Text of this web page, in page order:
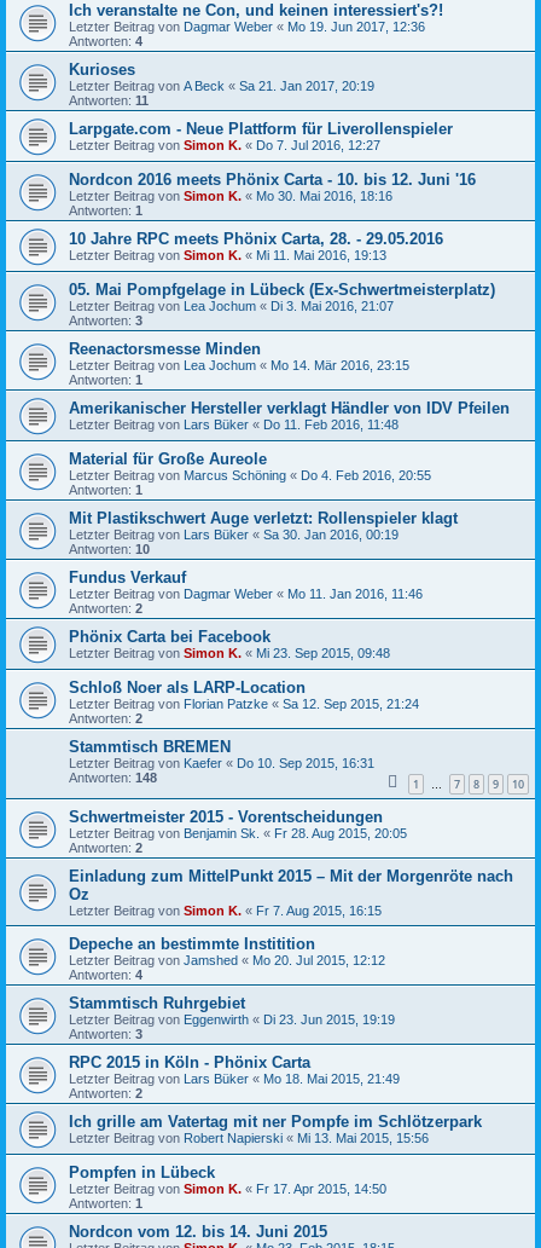
Ich veranstalte ne Con, und keinen interessiert's?!
Letzter Beitrag von Dagmar Weber « Mo 19. Jun 2017, 12:36
Antworten: 4
Kurioses
Letzter Beitrag von A Beck « Sa 21. Jan 2017, 20:19
Antworten: 11
Larpgate.com - Neue Plattform für Liverollenspieler
Letzter Beitrag von Simon K. « Do 7. Jul 2016, 12:27
Nordcon 2016 meets Phönix Carta - 10. bis 12. Juni '16
Letzter Beitrag von Simon K. « Mo 30. Mai 2016, 18:16
Antworten: 1
10 Jahre RPC meets Phönix Carta, 28. - 29.05.2016
Letzter Beitrag von Simon K. « Mi 11. Mai 2016, 19:13
05. Mai Pompfgelage in Lübeck (Ex-Schwertmeisterplatz)
Letzter Beitrag von Lea Jochum « Di 3. Mai 2016, 21:07
Antworten: 3
Reenactorsmesse Minden
Letzter Beitrag von Lea Jochum « Mo 14. Mär 2016, 23:15
Antworten: 1
Amerikanischer Hersteller verklagt Händler von IDV Pfeilen
Letzter Beitrag von Lars Büker « Do 11. Feb 2016, 11:48
Material für Große Aureole
Letzter Beitrag von Marcus Schöning « Do 4. Feb 2016, 20:55
Antworten: 1
Mit Plastikschwert Auge verletzt: Rollenspieler klagt
Letzter Beitrag von Lars Büker « Sa 30. Jan 2016, 00:19
Antworten: 10
Fundus Verkauf
Letzter Beitrag von Dagmar Weber « Mo 11. Jan 2016, 11:46
Antworten: 2
Phönix Carta bei Facebook
Letzter Beitrag von Simon K. « Mi 23. Sep 2015, 09:48
Schloß Noer als LARP-Location
Letzter Beitrag von Florian Patzke « Sa 12. Sep 2015, 21:24
Antworten: 2
Stammtisch BREMEN
Letzter Beitrag von Kaefer « Do 10. Sep 2015, 16:31
Antworten: 148 1 … 7 8 9 10
Schwertmeister 2015 - Vorentscheidungen
Letzter Beitrag von Benjamin Sk. « Fr 28. Aug 2015, 20:05
Antworten: 2
Einladung zum MittelPunkt 2015 – Mit der Morgenröte nach
Oz
Letzter Beitrag von Simon K. « Fr 7. Aug 2015, 16:15
Depeche an bestimmte Institition
Letzter Beitrag von Jamshed « Mo 20. Jul 2015, 12:12
Antworten: 4
Stammtisch Ruhrgebiet
Letzter Beitrag von Eggenwirth « Di 23. Jun 2015, 19:19
Antworten: 3
RPC 2015 in Köln - Phönix Carta
Letzter Beitrag von Lars Büker « Mo 18. Mai 2015, 21:49
Antworten: 2
Ich grille am Vatertag mit ner Pompfe im Schlötzerpark
Letzter Beitrag von Robert Napierski « Mi 13. Mai 2015, 15:56
Pompfen in Lübeck
Letzter Beitrag von Simon K. « Fr 17. Apr 2015, 14:50
Antworten: 1
Nordcon vom 12. bis 14. Juni 2015